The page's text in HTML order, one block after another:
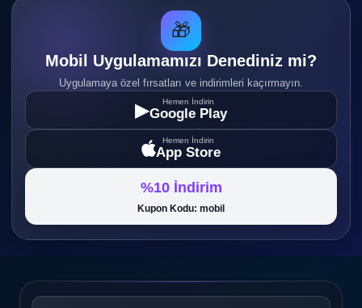
🎁
Mobil Uygulamamızı Denediniz mi?
Uygulamaya özel fırsatları ve indirimleri kaçırmayın.
▶ Hemen İndirin
Google Play
Hemen İndirin
App Store
%10 İndirim
Kupon Kodu: mobil